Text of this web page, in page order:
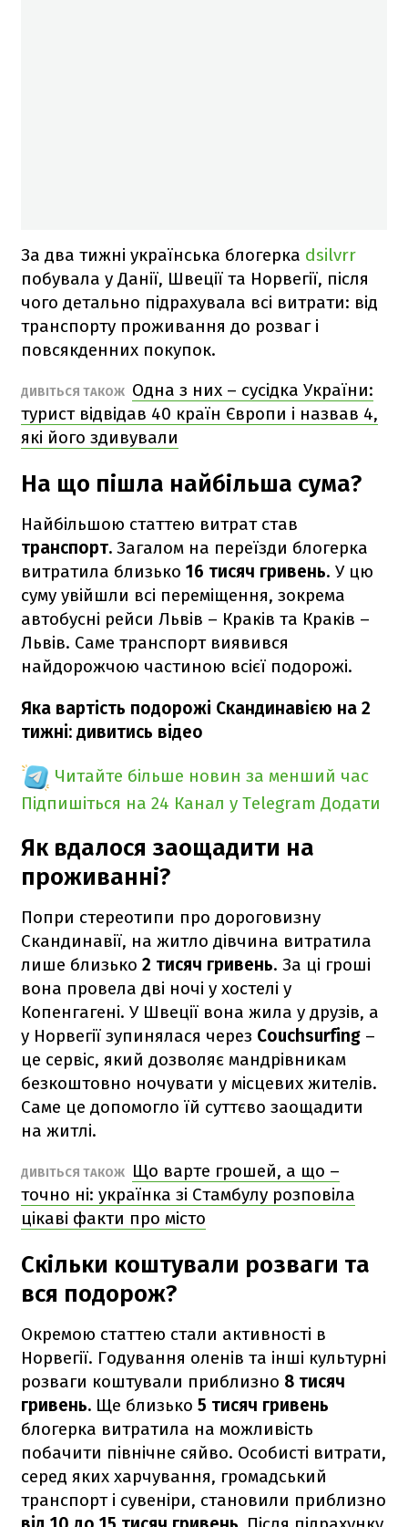
За два тижні українська блогерка dsilvrr
побувала у Данії, Швеції та Норвегії, після
чого детально підрахувала всі витрати: від
транспорту проживання до розваг і
повсякденних покупок.
ДИВІТЬСЯ ТАКОЖ Одна з них – сусідка України:
турист відвідав 40 країн Європи і назвав 4,
які його здивували
На що пішла найбільша сума?
Найбільшою статтею витрат став
транспорт. Загалом на переїзди блогерка
витратила близько 16 тисяч гривень. У цю
суму увійшли всі переміщення, зокрема
автобусні рейси Львів – Краків та Краків –
Львів. Саме транспорт виявився
найдорожчою частиною всієї подорожі.
Яка вартість подорожі Скандинавією на 2
тижні: дивитись відео
Читайте більше новин за менший час
Підпишіться на 24 Канал у Telegram Додати
Як вдалося заощадити на
проживанні?
Попри стереотипи про дороговизну
Скандинавії, на житло дівчина витратила
лише близько 2 тисяч гривень. За ці гроші
вона провела дві ночі у хостелі у
Копенгагені. У Швеції вона жила у друзів, а
у Норвегії зупинялася через Couchsurfing –
це сервіс, який дозволяє мандрівникам
безкоштовно ночувати у місцевих жителів.
Саме це допомогло їй суттєво заощадити
на житлі.
ДИВІТЬСЯ ТАКОЖ
Що варте грошей, а що –
точно ні: українка зі Стамбулу розповіла
цікаві факти про місто
Скільки коштували розваги та
вся подорож?
Окремою статтею стали активності в
Норвегії. Годування оленів та інші культурні
розваги коштували приблизно 8 тисяч
гривень. Ще близько 5 тисяч гривень
блогерка витратила на можливість
побачити північне сяйво. Особисті витрати,
серед яких харчування, громадський
транспорт і сувеніри, становили приблизно